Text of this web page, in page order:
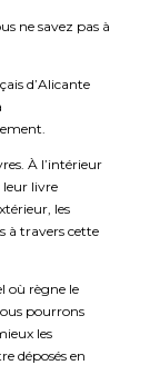
ne savez pas à
d’Alicante
À l’intérieur
leur livre
les
à travers cette
où règne le
pourrons
les
déposés en